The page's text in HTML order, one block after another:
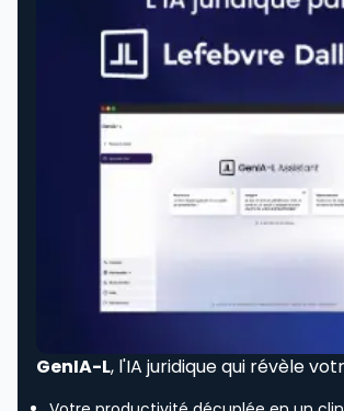
GenIA-L, l'IA juridique qui révèle